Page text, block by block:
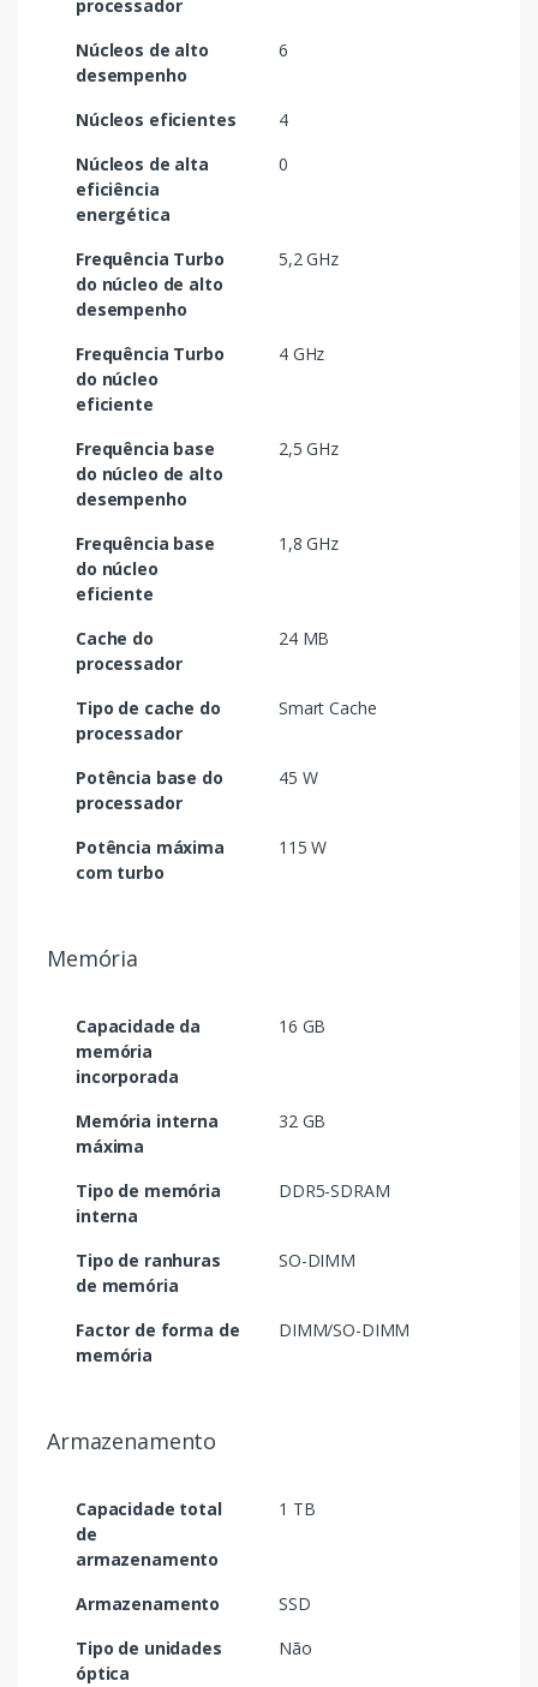
processador
Núcleos de alto
desempenho
6
Núcleos eficientes
4
Núcleos de alta
eficiência
energética
0
Frequência Turbo
do núcleo de alto
desempenho
5,2 GHz
Frequência Turbo
do núcleo
eficiente
4 GHz
Frequência base
do núcleo de alto
desempenho
2,5 GHz
Frequência base
do núcleo
eficiente
1,8 GHz
Cache do
processador
24 MB
Tipo de cache do
processador
Smart Cache
Potência base do
processador
45 W
Potência máxima
com turbo
115 W
Memória
Capacidade da
memória
incorporada
16 GB
Memória interna
máxima
32 GB
Tipo de memória
interna
DDR5-SDRAM
Tipo de ranhuras
de memória
SO-DIMM
Factor de forma de
memória
DIMM/SO-DIMM
Armazenamento
Capacidade total
de
armazenamento
1 TB
Armazenamento
SSD
Tipo de unidades
óptica
Não